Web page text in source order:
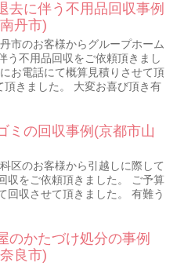
去に伴う不用品回収事例
丹市)
市のお客様からグループホーム
う不用品回収をご依頼頂きまし
お電話にて概算見積りさせて頂
きました。 大変お喜び頂き有
ミの回収事例(京都市山
区のお客様から引越しに際して
収をご依頼頂きました。 ご予算
回収させて頂きました。 有難う
のかたづけ処分の事例
良市)